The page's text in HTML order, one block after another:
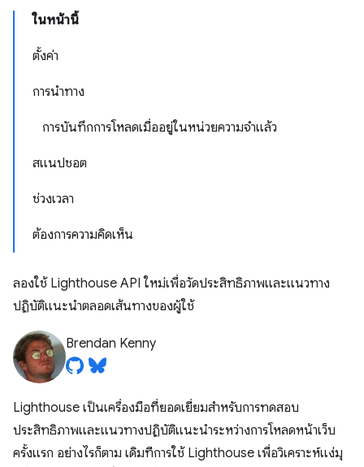
ในหน้านี้
ตั้งค่า
การนำทาง
การบันทึกการโหลดเมื่ออยู่ในหน่วยความจำแล้ว
สแนปชอต
ช่วงเวลา
ต้องการความคิดเห็น
ลองใช้ Lighthouse API ใหม่เพื่อวัดประสิทธิภาพและแนวทาง
ปฏิบัติแนะนำตลอดเส้นทางของผู้ใช้
Brendan Kenny
Lighthouse เป็นเครื่องมือที่ยอดเยี่ยมสำหรับการทดสอบ
ประสิทธิภาพและแนวทางปฏิบัติแนะนำระหว่างการโหลดหน้าเว็บ
ครั้งแรก อย่างไรก็ตาม เดิมทีการใช้ Lighthouse เพื่อวิเคราะห์แง่มุ